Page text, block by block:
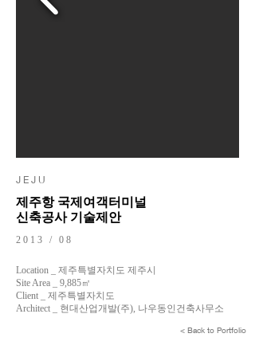
​J E J U
제주항 국제여객터미널
신축공사 기술제안
2013 / 08
Location _ 제주특별자치도 제주시
Site Area _ 9,885㎡
Client _ 제주특별자치도
Architect _ 현대산업개발(주), 나우동인건축사무소
< Back to Portfolio